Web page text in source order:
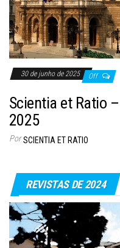
30 de junho de 2025 Off
Scientia et Ratio
2025
Por SCIENTIA ET RATIO
REVISTAS DE 2024